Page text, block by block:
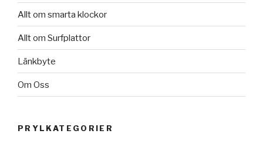
Allt om smarta klockor
Allt om Surfplattor
Länkbyte
Om Oss
PRYLKATEGORIER